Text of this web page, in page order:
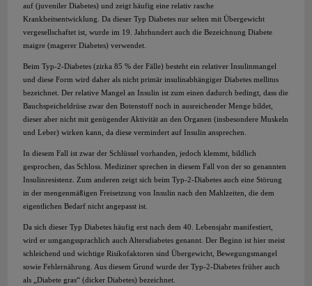
auf (juveniler Diabetes) und zeigt häufig eine relativ rasche
Krankheitsentwicklung. Da dieser Typ Diabetes nur selten mit Übergewicht
vergesellschaftet ist, wurde im 19. Jahrhundert auch die Bezeichnung Diabete
maigre (magerer Diabetes) verwendet.
Beim Typ-2-Diabetes (zirka 85 % der Fälle) besteht ein relativer Insulinmangel
und diese Form wird daher als nicht primär insulinabhängiger Diabetes mellitus
bezeichnet. Der relative Mangel an Insulin ist zum einen dadurch bedingt, dass die
Bauchspeicheldrüse zwar den Botenstoff noch in ausreichender Menge bildet,
dieser aber nicht mit genügender Aktivität an den Organen (insbesondere Muskeln
und Leber) wirken kann, da diese vermindert auf Insulin ansprechen.
In diesem Fall ist zwar der Schlüssel vorhanden, jedoch klemmt, bildlich
gesprochen, das Schloss. Mediziner sprechen in diesem Fall von der so genannten
Insulinresistenz. Zum anderen zeigt sich beim Typ-2-Diabetes auch eine Störung
in der mengenmäßigen Freisetzung von Insulin nach den Mahlzeiten, die dem
eigentlichen Bedarf nicht angepasst ist.
Da sich dieser Typ Diabetes häufig erst nach dem 40. Lebensjahr manifestiert,
wird er umgangssprachlich auch Altersdiabetes genannt. Der Beginn ist hier meist
schleichend und wichtige Risikofaktoren sind Übergewicht, Bewegungsmangel
sowie Fehlernährung. Aus diesem Grund wurde der Typ-2-Diabetes früher auch
als „Diabete gras“ (dicker Diabetes) bezeichnet.